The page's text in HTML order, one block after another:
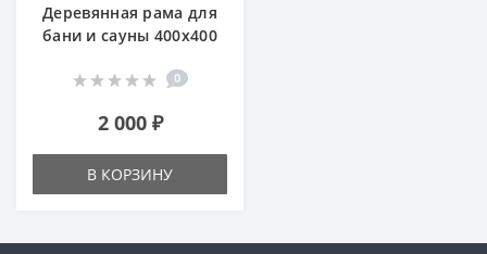
Деревянная рама для
бани и сауны 400х400
0
2 000 ₽
В КОРЗИНУ